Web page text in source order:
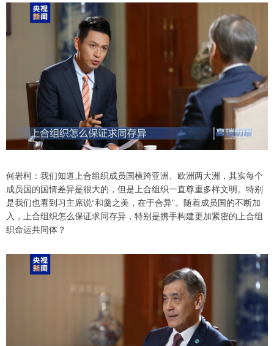
何岩柯：我们知道上合组织成员国横跨亚洲、欧洲两大洲，其实每个
成员国的国情差异是很大的，但是上合组织一直尊重多样文明。特别
是我们也看到习主席说“和羹之美，在于合异”。随着成员国的不断加
入，上合组织怎么保证求同存异，特别是携手构建更加紧密的上合组
织命运共同体？